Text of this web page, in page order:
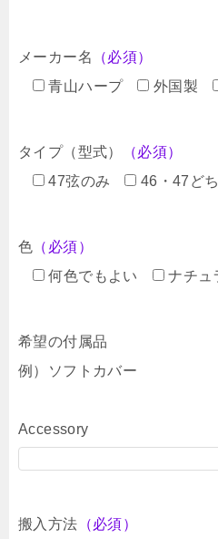
メーカー名
（必須）
青山ハープ
外国製
タイプ（型式）
（必須）
47弦のみ
46・47ど
色 （必須）
何色でもよい
ナチュ
希望の付属品
例）ソフトカバー
Accessory
搬入方法 （必須）